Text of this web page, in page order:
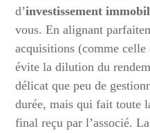
d’investissement
vous. En alignant
acquisitions (comme
évite la dilution du
délicat que peu de
durée, mais qui fait toute
final reçu par l’associé.